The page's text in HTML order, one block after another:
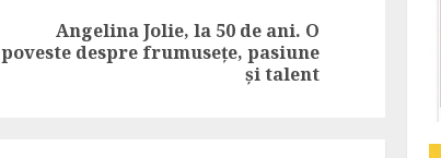
Previous
Next
Angelina Jolie, la 50 de ani. O
poveste despre frumusețe, pasiune
și talent